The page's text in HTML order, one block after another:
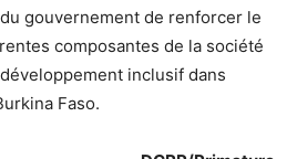
gouvernement de renforcer le
composantes de la société
inclusif dans
Faso.